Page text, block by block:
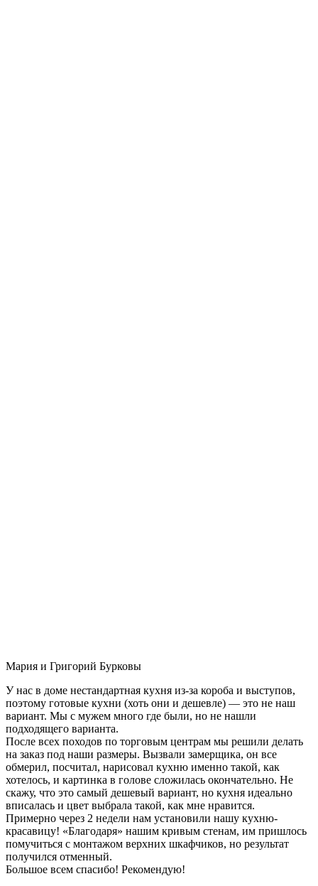
Мария и Григорий Бурковы
У нас в доме нестандартная кухня из-за короба и выступов,
поэтому готовые кухни (хоть они и дешевле) — это не наш
вариант. Мы с мужем много где были, но не нашли
подходящего варианта.
После всех походов по торговым центрам мы решили делать
на заказ под наши размеры. Вызвали замерщика, он все
обмерил, посчитал, нарисовал кухню именно такой, как
хотелось, и картинка в голове сложилась окончательно. Не
скажу, что это самый дешевый вариант, но кухня идеально
вписалась и цвет выбрала такой, как мне нравится.
Примерно через 2 недели нам установили нашу кухню-
красавицу! «Благодаря» нашим кривым стенам, им пришлось
помучиться с монтажом верхних шкафчиков, но результат
получился отменный.
Большое всем спасибо! Рекомендую!